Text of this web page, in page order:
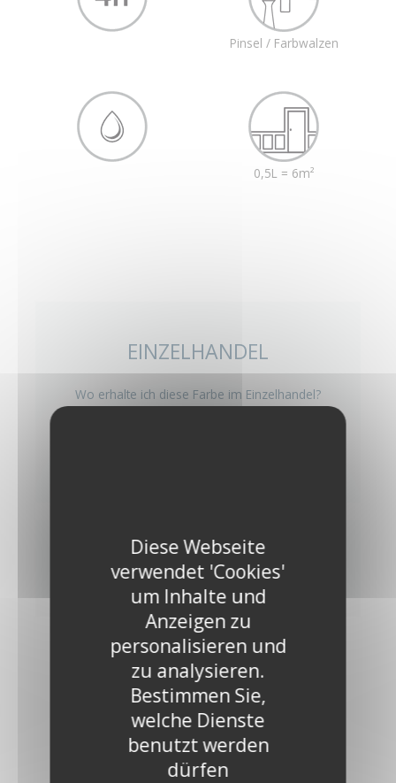
Pinsel / Farbwalzen
0,5L = 6m²
EINZELHANDEL
Wo erhalte ich diese Farbe im Einzelhandel?
ENTDECKEN
Diese Webseite
verwendet 'Cookies'
um Inhalte und
Anzeigen zu
personalisieren und
zu analysieren.
Bestimmen Sie,
welche Dienste
benutzt werden
dürfen